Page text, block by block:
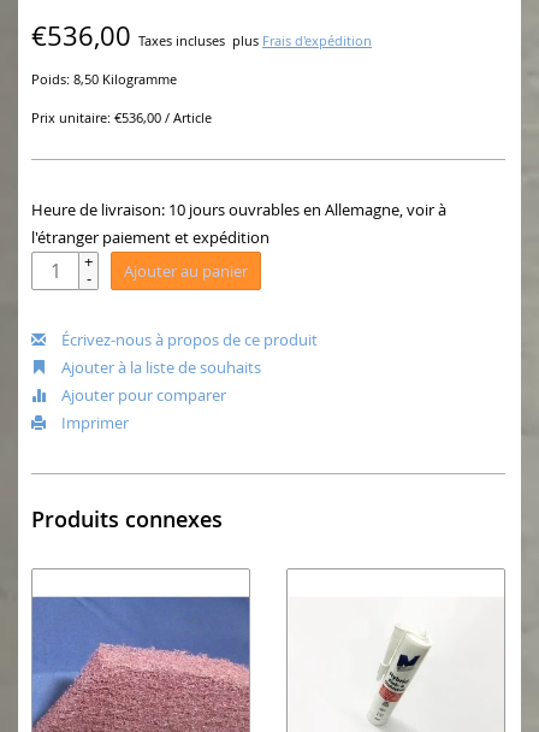
€536,00 Taxes incluses plus Frais d'expédition
Poids: 8,50 Kilogramme
Prix unitaire: €536,00 / Article
Heure de livraison: 10 jours ouvrables en Allemagne, voir à
l'étranger paiement et expédition
+
- Ajouter au panier
Écrivez-nous à propos de ce produit
Ajouter à la liste de souhaits
Ajouter pour comparer
Imprimer
Produits connexes